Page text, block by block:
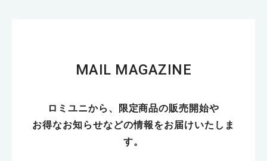
MAIL MAGAZINE
ロミユニから、限定商品の販売開始や
お得なお知らせなどの情報をお届けいたしま
す。